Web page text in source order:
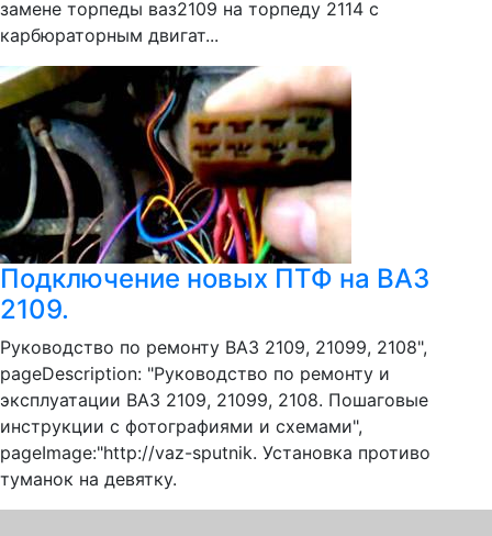
замене торпеды ваз2109 на торпеду 2114 с
карбюраторным двигат...
Подключение новых ПТФ на ВАЗ
2109.
Руководство по ремонту ВАЗ 2109, 21099, 2108",
pageDescription: "Руководство по ремонту и
эксплуатации ВАЗ 2109, 21099, 2108. Пошаговые
инструкции с фотографиями и схемами",
pageImage:"http://vaz-sputnik. Установка противо
туманок на девятку.